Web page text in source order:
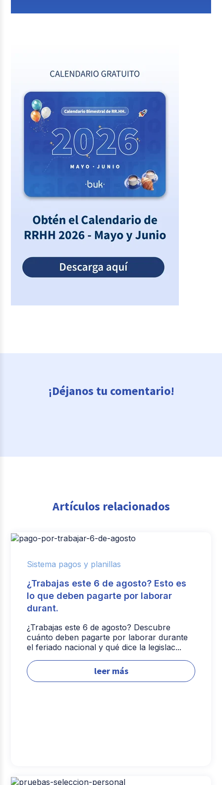
¡Déjanos tu comentario!
Artículos relacionados
Sistema pagos y planillas
¿Trabajas este 6 de agosto? Esto es
lo que deben pagarte por laborar
durant.
¿Trabajas este 6 de agosto? Descubre
cuánto deben pagarte por laborar durante
el feriado nacional y qué dice la legislac...
leer más